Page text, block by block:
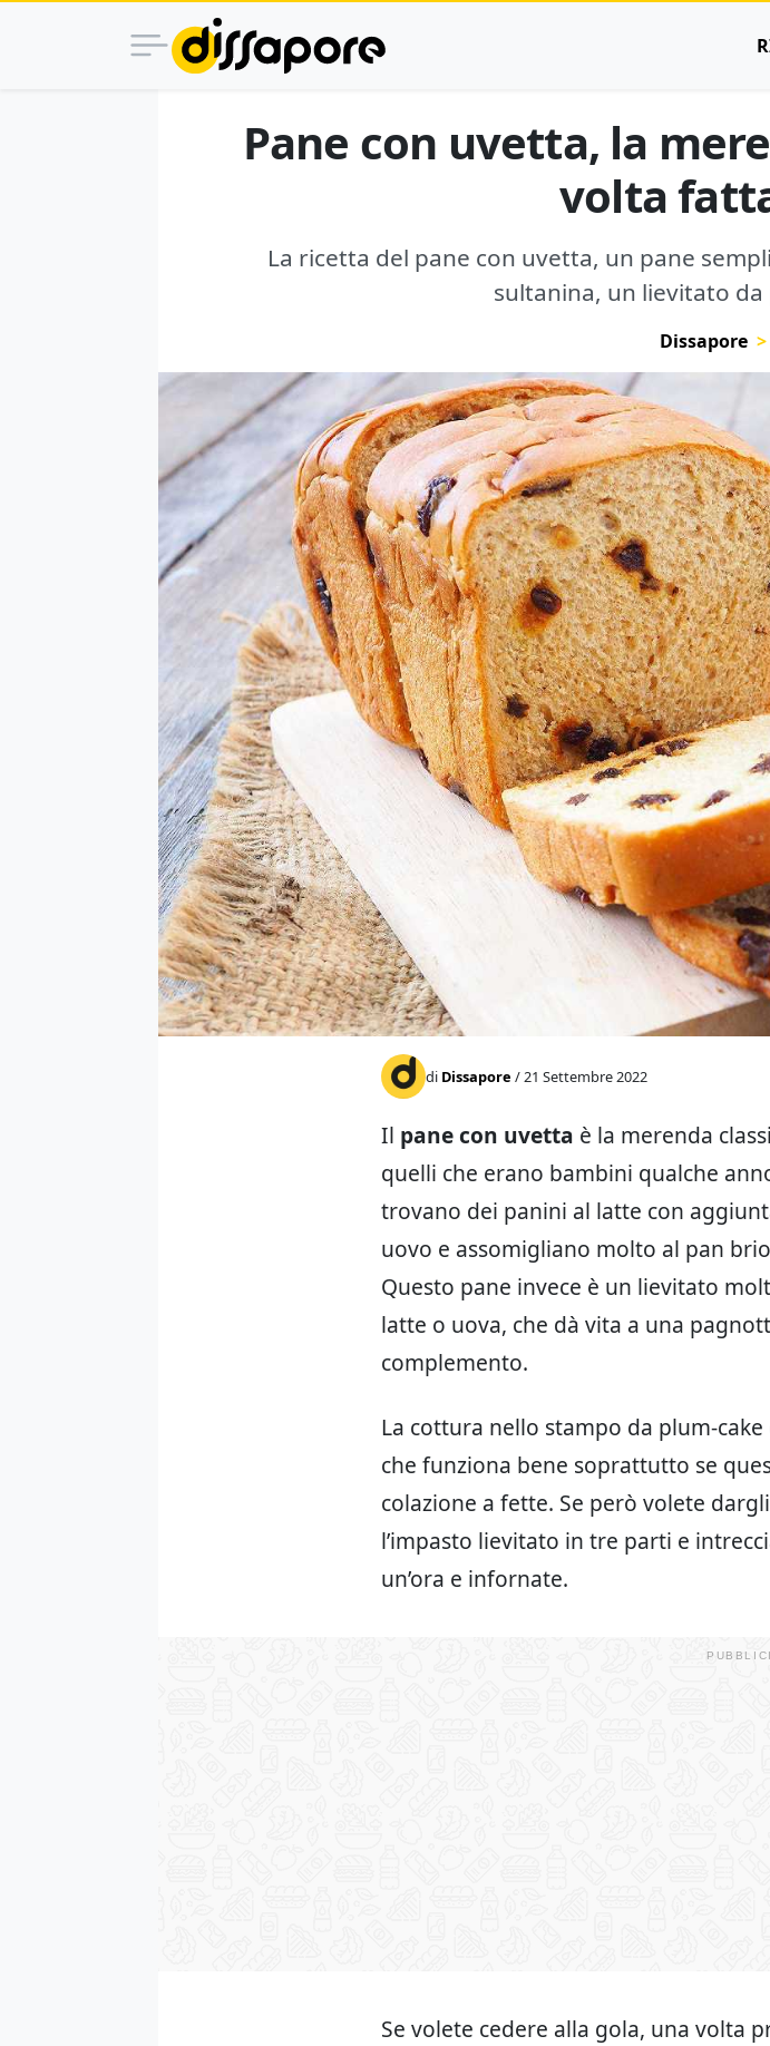
Pane con uvetta, la
volta
La ricetta del pane con uvetta, un pane
sultanina, un lievitato
Dissapore
di Dissapore / 21 Settembre 2022
Il pane con uvetta è la merenda
quelli che erano bambini qualche
trovano dei panini al latte con
uovo e assomigliano molto al pan
Questo pane invece è un lievitato
latte o uova, che dà vita a una
complemento.
La cottura nello stampo da plum-
che funziona bene soprattutto se
colazione a fette. Se però volete
l’impasto lievitato in tre parti e
un’ora e infornate.
Se volete cedere alla gola, una volta